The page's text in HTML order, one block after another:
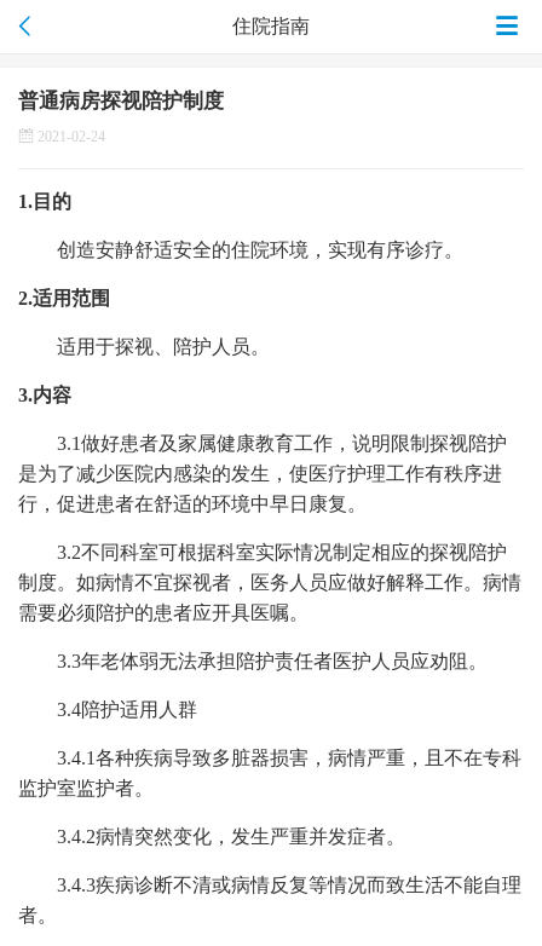
住院指南
普通病房探视陪护制度
2021-02-24
1.目的
创造安静舒适安全的住院环境，实现有序诊疗。
2.适用范围
适用于探视、陪护人员。
3.内容
3.1做好患者及家属健康教育工作，说明限制探视陪护
是为了减少医院内感染的发生，使医疗护理工作有秩序进
行，促进患者在舒适的环境中早日康复。
3.2不同科室可根据科室实际情况制定相应的探视陪护
制度。 如病情不宜探视者，医务人员应做好解释工作。 病情
需要必须陪护的患者应开具医嘱。
3.3年老体弱无法承担陪护责任者医护人员应劝阻。
3.4陪护适用人群
3.4.1各种疾病导致多脏器损害，病情严重，且不在专科
监护室监护者。
3.4.2病情突然变化，发生严重并发症者。
3.4.3疾病诊断不清或病情反复等情况而致生活不能自理
者。